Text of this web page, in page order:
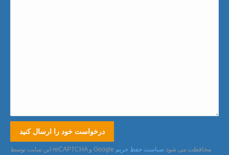
این سایت توسط reCAPTCHA و Google محافظت می شود سیاست حفظ حریم